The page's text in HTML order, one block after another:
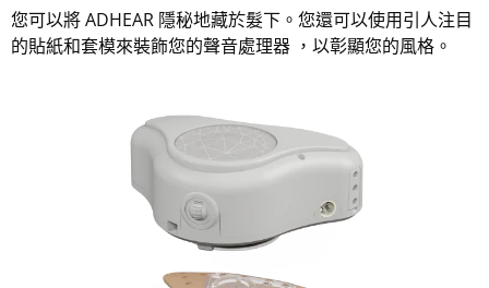
您可以將 ADHEAR 隱秘地藏於髮下。您還可以使用引人注目
的貼紙和套模來裝飾您的聲音處理器 ，以彰顯您的風格。